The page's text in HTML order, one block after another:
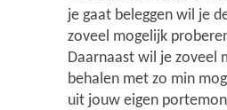
je gaat beleggen wil je
zoveel mogelijk
Daarnaast wil je zoveel
behalen met zo min
uit jouw eigen